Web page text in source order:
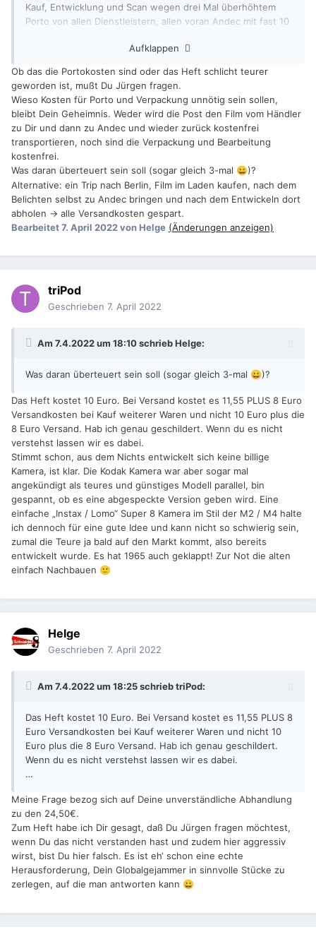
Kauf, Entwicklung und Scan wegen drei Mal überhöhtem
Porto von allen Dienstleistern, allen voran Andec mit fast 10
größeren Sachen geht es unter aber ich spar mir das vom
teurer.
Aufklappen
Ob das die Portokosten sind oder das Heft schlicht teurer
geworden ist, mußt Du Jürgen fragen.
Wieso Kosten für Porto und Verpackung unnötig sein sollen,
bleibt Dein Geheimnis. Weder wird die Post den Film vom Händler
zu Dir und dann zu Andec und wieder zurück kostenfrei
transportieren, noch sind die Verpackung und Bearbeitung
kostenfrei.
Was daran überteuert sein soll (sogar gleich 3-mal 😀)?
Alternative: ein Trip nach Berlin, Film im Laden kaufen, nach dem
Belichten selbst zu Andec bringen und nach dem Entwickeln dort
abholen -> alle Versandkosten gespart.
Bearbeitet7. April 2022von Helge (Änderungen anzeigen)
triPod
Geschrieben 7. April 2022
Am 7.4.2022 um 18:10 schriebHelge:
Was daran überteuert sein soll (sogar gleich 3-mal 😀)?
Das Heft kostet 10 Euro. Bei Versand kostet es 11,55 PLUS 8 Euro
Versandkosten bei Kauf weiterer Waren und nicht 10 Euro plus die
8 Euro Versand. Hab ich genau geschildert. Wenn du es nicht
verstehst lassen wir es dabei.
Stimmt schon, aus dem Nichts entwickelt sich keine billige
Kamera, ist klar. Die Kodak Kamera war aber sogar mal
angekündigt als teures und günstiges Modell parallel, bin
gespannt, ob es eine abgespeckte Version geben wird. Eine
einfache „Instax / Lomo“ Super 8 Kamera im Stil der M2 / M4 halte
ich dennoch für eine gute Idee und kann nicht so schwierig sein,
zumal die Teure ja bald auf den Markt kommt, also bereits
entwickelt wurde. Es hat 1965 auch geklappt! Zur Not die alten
einfach Nachbauen 🙂
Helge
Geschrieben 7. April 2022
Am 7.4.2022 um 18:25 schriebtriPod:
Das Heft kostet 10 Euro. Bei Versand kostet es 11,55 PLUS 8
Euro Versandkosten bei Kauf weiterer Waren und nicht 10
Euro plus die 8 Euro Versand. Hab ich genau geschildert.
Wenn du es nicht verstehst lassen wir es dabei.
…
Meine Frage bezog sich auf Deine unverständliche Abhandlung
zu den 24,50€.
Zum Heft habe ich Dir gesagt, daß Du Jürgen fragen möchtest,
wenn Du das nicht verstanden hast und zudem hier aggressiv
wirst, bist Du hier falsch. Es ist eh‘ schon eine echte
Herausforderung, Dein Globalgejammer in sinnvolle Stücke zu
zerlegen, auf die man antworten kann 😀